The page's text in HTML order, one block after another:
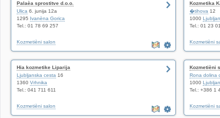
Palaèa sprostitve d.o.o.
Ulica 6. junija 12a
1295 Ivanèna Gorica
Tel.: 01 78 69 257
Kozmetièni salon
Kozmetika
�tihova 12
1000
Tel.: 01 23
Kozmetièni
Hia kozmetike Liparija
Ljubljanska cesta 16
1360 Vrhnika
Tel.: 041 711 611
Kozmetièni salon
Kozmetièni
Rona dolina
1000
Tel.: +386 1
Kozmetièni